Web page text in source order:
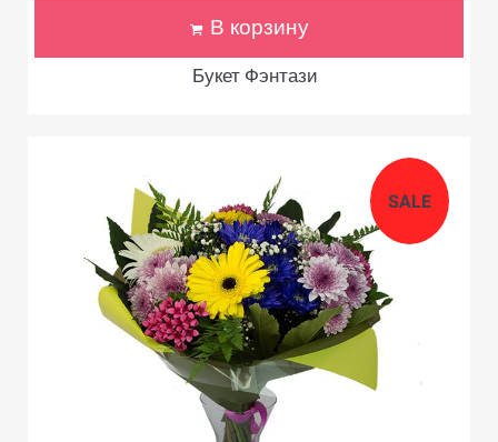
Букет Фэнтази
В корзину
SALE